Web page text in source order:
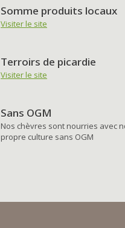
Somme produits locaux
Visiter le site
Terroirs de picardie
Visiter le site
Sans OGM
Nos chèvres sont nourries avec
propre culture sans OGM